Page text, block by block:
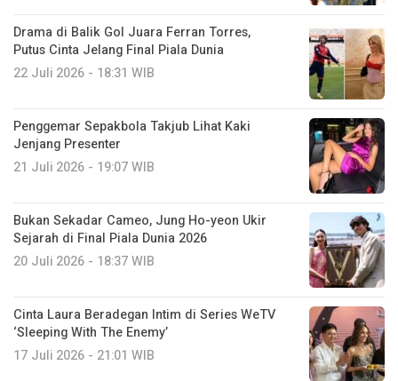
Drama di Balik Gol Juara Ferran Torres,
Putus Cinta Jelang Final Piala Dunia
22 Juli 2026 - 18:31 WIB
Penggemar Sepakbola Takjub Lihat Kaki
Jenjang Presenter
21 Juli 2026 - 19:07 WIB
Bukan Sekadar Cameo, Jung Ho-yeon Ukir
Sejarah di Final Piala Dunia 2026
20 Juli 2026 - 18:37 WIB
Cinta Laura Beradegan Intim di Series WeTV
‘Sleeping With The Enemy’
17 Juli 2026 - 21:01 WIB